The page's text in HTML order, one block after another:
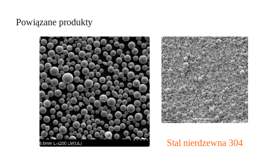
Powiązane produkty
Stal nierdzewna 304